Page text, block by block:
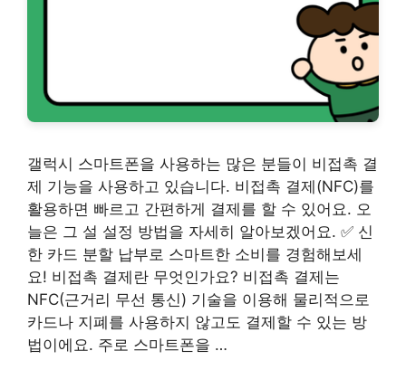
갤럭시 스마트폰을 사용하는 많은 분들이 비접촉 결
제 기능을 사용하고 있습니다. 비접촉 결제(NFC)를
활용하면 빠르고 간편하게 결제를 할 수 있어요. 오
늘은 그 설 설정 방법을 자세히 알아보겠어요. ✅ 신
한 카드 분할 납부로 스마트한 소비를 경험해보세
요! 비접촉 결제란 무엇인가요? 비접촉 결제는
NFC(근거리 무선 통신) 기술을 이용해 물리적으로
카드나 지폐를 사용하지 않고도 결제할 수 있는 방
법이에요. 주로 스마트폰을 …